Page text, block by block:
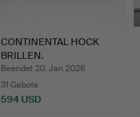
CONTINENTAL HOCK
BRILLEN.
Beendet 20. Jan 2026
31 Gebote
594 USD